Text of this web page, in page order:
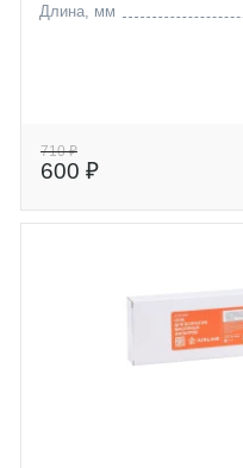
Длина, мм
710 ₽
600 ₽